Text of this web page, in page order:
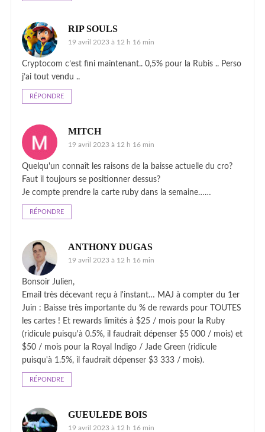
RIP SOULS
19 avril 2023 à 12 h 16 min
Cryptocom c’est fini maintenant.. 0,5% pour la Rubis .. Perso
j’ai tout vendu ..
RÉPONDRE
MITCH
19 avril 2023 à 12 h 16 min
Quelqu'un connaît les raisons de la baisse actuelle du cro?
Faut il toujours se positionner dessus?
Je compte prendre la carte ruby dans la semaine……
RÉPONDRE
ANTHONY DUGAS
19 avril 2023 à 12 h 16 min
Bonsoir Julien,
Email très décevant reçu à l'instant… MAJ à compter du 1er
Juin : Baisse très importante du % de rewards pour TOUTES
les cartes ! Et rewards limités à $25 / mois pour la Ruby
(ridicule puisqu'à 0.5%, il faudrait dépenser $5 000 / mois) et
$50 / mois pour la Royal Indigo / Jade Green (ridicule
puisqu'à 1.5%, il faudrait dépenser $3 333 / mois).
RÉPONDRE
GUEULEDE BOIS
19 avril 2023 à 12 h 16 min